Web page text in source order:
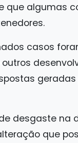
algumas
casos
desgaste na
que